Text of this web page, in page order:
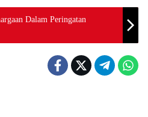
Dalam Peringatan